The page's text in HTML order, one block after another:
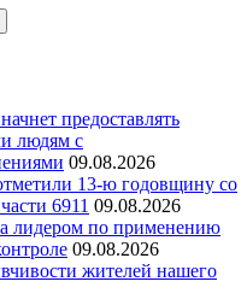
предоставлять
людям с
09.08.2026
13-ю годовщину со
6911 09.08.2026
лидером по применению
09.08.2026
жителей нашего